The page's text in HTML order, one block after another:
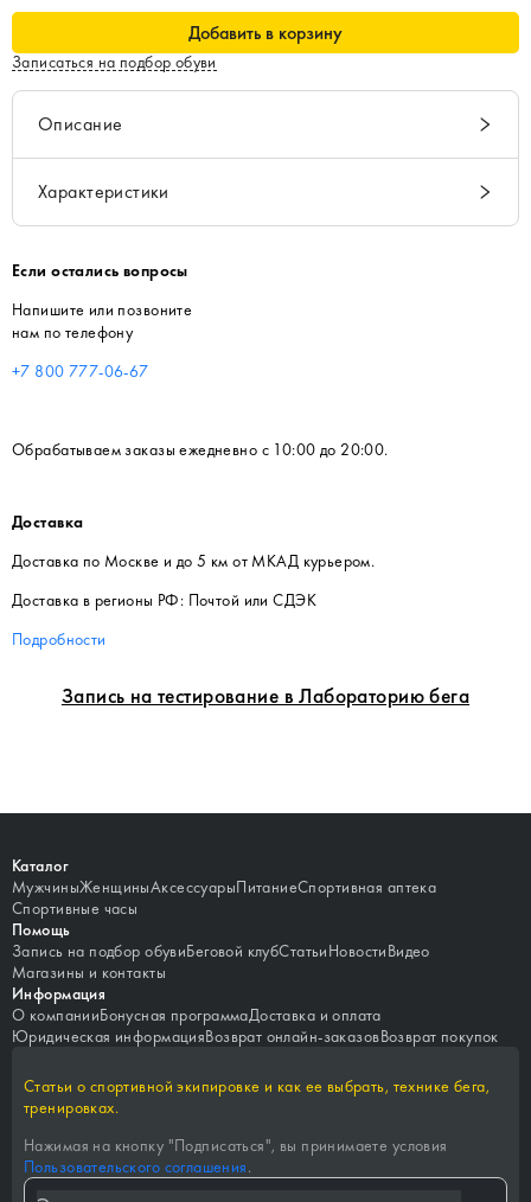
Запись на тестирование в Лабораторию бега
Добавить в корзину
Записаться на подбор обуви
Описание
Характеристики
Если остались вопросы
Напишите или позвоните
нам по телефону
+7 800 777-06-67
Обрабатываем заказы ежедневно с 10:00 до 20:00.
Доставка
Доставка по Москве и до 5 км от МКАД курьером.
Доставка в регионы РФ: Почтой или СДЭК
Подробности
Каталог
МужчиныЖенщиныАксессуарыПитаниеСпортивная аптека
Спортивные часы
Помощь
Запись на подбор обувиБеговой клубСтатьиНовостиВидео
Магазины и контакты
Информация
О компанииБонусная программаДоставка и оплата
Юридическая информацияВозврат онлайн-заказовВозврат покупок
Статьи о спортивной экипировке и как ее выбрать, технике бега,
тренировках.
Нажимая на кнопку "Подписаться", вы принимаете условия
Пользовательского соглашения.